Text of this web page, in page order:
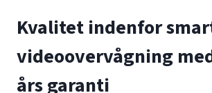
Kvalitet indenfor
videoovervågning
års garanti